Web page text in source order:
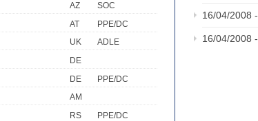
AZ
SOC
AT
PPE/DC
UK
ADLE
DE
DE
PPE/DC
AM
RS
PPE/DC
16/04/2008 -
16/04/2008 -